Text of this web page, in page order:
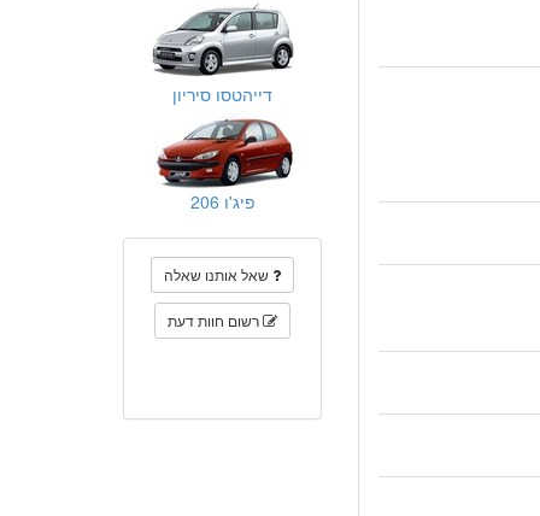
דייהטסו סיריון
פיג'ו 206
שאל אותנו שאלה
רשום חוות דעת